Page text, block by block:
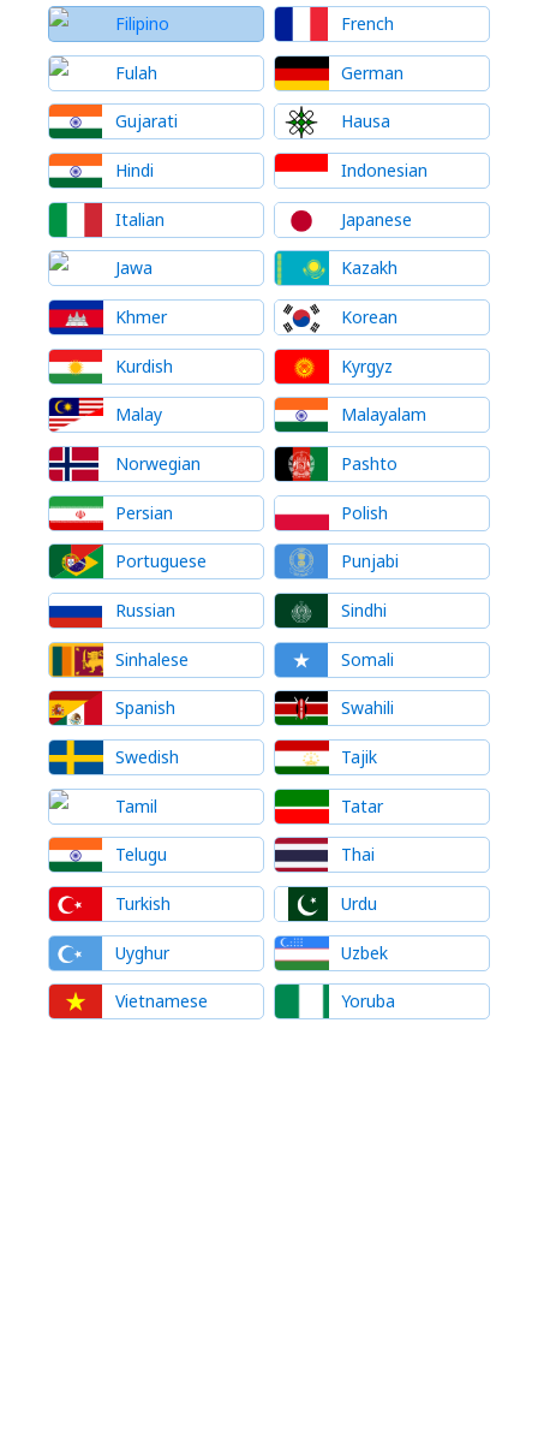
Filipino French
Fulah German
Gujarati Hausa
Hindi Indonesian
Italian Japanese
Jawa Kazakh
Khmer Korean
Kurdish Kyrgyz
Malay Malayalam
Norwegian Pashto
Persian Polish
Portuguese Punjabi
Russian Sindhi
Sinhalese Somali
Spanish Swahili
Swedish Tajik
Tamil Tatar
Telugu Thai
Turkish Urdu
Uyghur Uzbek
Vietnamese Yoruba